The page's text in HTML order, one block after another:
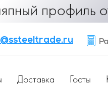
от 25
Доставка Госты